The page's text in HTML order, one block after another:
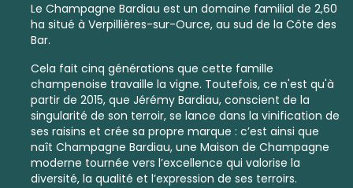
Le Champagne Bardiau est un domaine familial de 2,60
ha situé à Verpillières-sur-Ource, au sud de la Côte des
Bar.
Cela fait cinq générations que cette famille
champenoise travaille la vigne. Toutefois, ce n'est qu'à
partir de 2015, que Jérémy Bardiau, conscient de la
singularité de son terroir, se lance dans la vinification de
ses raisins et crée sa propre marque : c’est ainsi que
naît Champagne Bardiau, une Maison de Champagne
moderne tournée vers l’excellence qui valorise la
diversité, la qualité et l’expression de ses terroirs.